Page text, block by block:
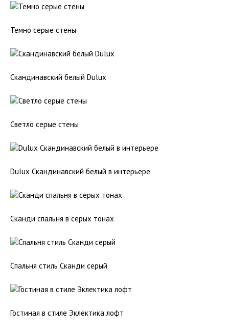
Темно серые стены
Скандинавский белый Dulux
Светло серые стены
Dulux Скандинавский белый в интерьере
Сканди спальня в серых тонах
Спальня стиль Сканди серый
Гостиная в стиле Эклектика лофт